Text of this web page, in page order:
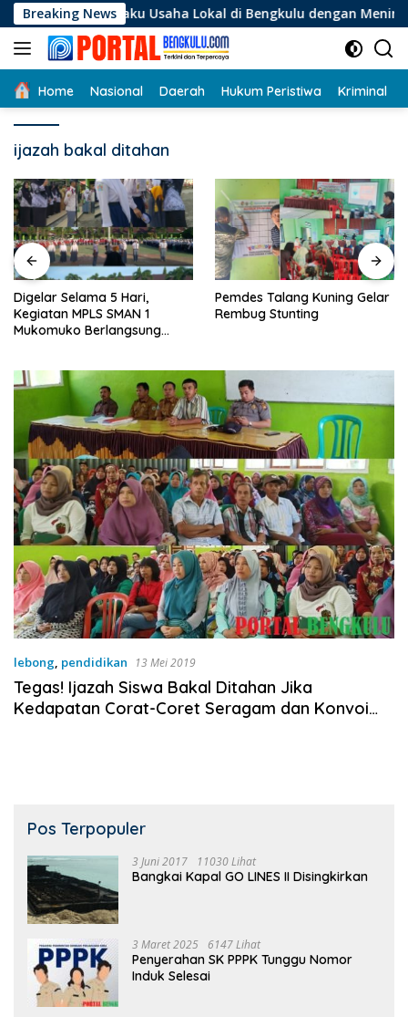
Langsung
ke
konten
Breaking News
Pelaku Usaha Lokal di Bengkulu dengan Meningkatkan
Home Nasional Daerah Hukum Peristiwa Kriminal
ijazah bakal ditahan
Digelar Selama 5 Hari,
Kegiatan MPLS SMAN 1
Mukomuko Berlangsung
Pemdes Talang Kuning Gelar
Rembug Stunting
lebong, pendidikan 13 Mei 2019
Tegas! Ijazah Siswa Bakal Ditahan Jika
Kedapatan Corat-Coret Seragam dan Konvoi
Pos Terpopuler
3 Juni 2017 11030 Lihat
Bangkai Kapal GO LINES II Disingkirkan
3 Maret 2025 6147 Lihat
Penyerahan SK PPPK Tunggu Nomor
Induk Selesai